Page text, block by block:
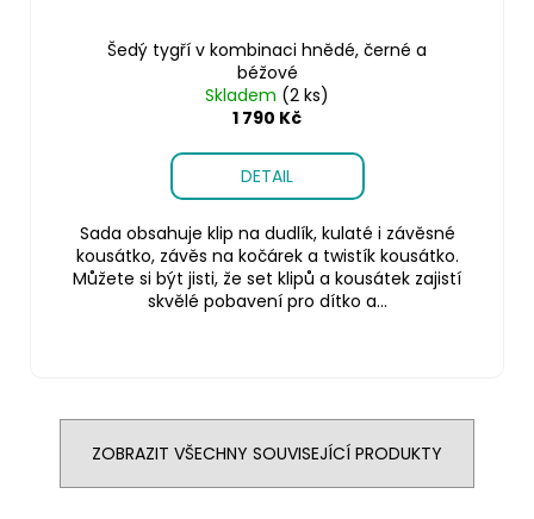
Šedý tygří v kombinaci hnědé, černé a
béžové
Skladem (2 ks)
1 790 Kč
DETAIL
Sada obsahuje klip na dudlík, kulaté i závěsné
kousátko, závěs na kočárek a twistík kousátko.
Můžete si být jisti, že set klipů a kousátek zajistí
skvělé pobavení pro dítko a...
ZOBRAZIT VŠECHNY SOUVISEJÍCÍ PRODUKTY